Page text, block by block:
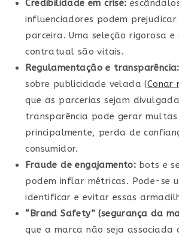
Credibilidade em crise:
influenciadores podem
parceira. Uma seleção rigorosa
contratual são vitais.
Regulamentação e transparência:
sobre publicidade velada (Conar
que as parcerias sejam
transparência pode gerar multas
principalmente, perda de
consumidor.
Fraude de engajamento: bots e
podem inflar métricas. Pode-se
identificar e evitar essas
“Brand Safety” (segurança da
que a marca não seja associada